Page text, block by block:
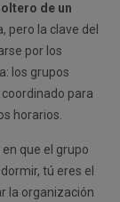
de un
pero la clave del
por los
los grupos
para
horarios.
que el grupo
tú eres el
la organización